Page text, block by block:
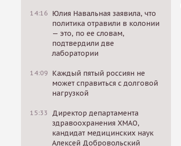
14:16 Юлия Навальная заявила, что
политика отравили в колонии
— это, по ее словам,
подтвердили две
лаборатории
14:09 Каждый пятый россиян не
может справиться с долговой
нагрузкой
15:33
Директор департамента
здравоохранения ХМАО,
кандидат медицинских наук
Алексей Добровольский